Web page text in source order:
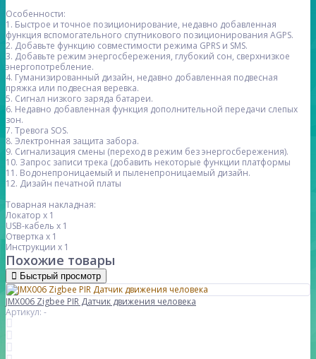
Особенности:
1. Быстрое и точное позиционирование, недавно добавленная
функция вспомогательного спутникового позиционирования AGPS.
2. Добавьте функцию совместимости режима GPRS и SMS.
3. Добавьте режим энергосбережения, глубокий сон, сверхнизкое
энергопотребление.
4. Гуманизированный дизайн, недавно добавленная подвесная
пряжка или подвесная веревка.
5. Сигнал низкого заряда батареи.
6. Недавно добавленная функция дополнительной передачи слепых
зон.
7. Тревога SOS.
8. Электронная защита забора.
9. Сигнализация смены (переход в режим без энергосбережения).
10. Запрос записи трека (добавить некоторые функции платформы
11. Водонепроницаемый и пыленепроницаемый дизайн.
12. Дизайн печатной платы
Товарная накладная:
Локатор x 1
USB-кабель x 1
Отвертка x 1
Инструкции x 1
Похожие товары
Быстрый просмотр
JMX006 Zigbee PIR Датчик движения человека
Артикул: -